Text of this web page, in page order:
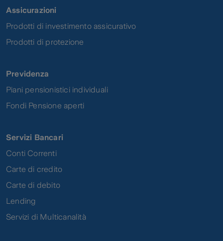
Assicurazioni
Prodotti di investimento assicurativo
Prodotti di protezione
Previdenza
Piani pensionistici individuali
Fondi Pensione aperti
Servizi Bancari
Conti Correnti
Carte di credito
Carte di debito
Lending
Servizi di Multicanalità